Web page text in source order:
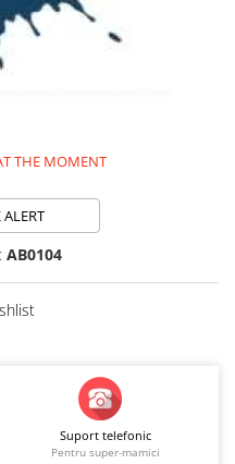
THE MOMENT
ALERT
AB0104
Suport telefonic
Pentru super-mamici